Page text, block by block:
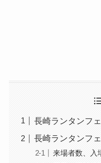
長崎ランタンフ
長崎ランタンフ
来場者数、入